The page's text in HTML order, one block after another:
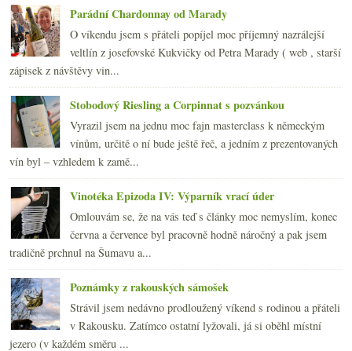
►2008(270)
►2007(108)
Parádní Chardonnay od Marady
O víkendu jsem s přáteli popíjel moc příjemný nazrálejší
veltlín z josefovské Kukvičky od Petra Marady ( web , starší
zápisek z návštěvy vin...
Stobodový Riesling a Corpinnat s pozvánkou
Vyrazil jsem na jednu moc fajn masterclass k německým
vínům, určitě o ní bude ještě řeč, a jedním z prezentovaných
vín byl – vzhledem k zamě...
Vinotéka Epizoda IV: Výparník vrací úder
Omlouvám se, že na vás teď s články moc nemyslím, konec
června a července byl pracovně hodně náročný a pak jsem
tradičně prchnul na Šumavu a...
Poznámky z rakouských sámošek
Strávil jsem nedávno prodloužený víkend s rodinou a přáteli
v Rakousku. Zatímco ostatní lyžovali, já si oběhl místní
jezero (v každém směru ...